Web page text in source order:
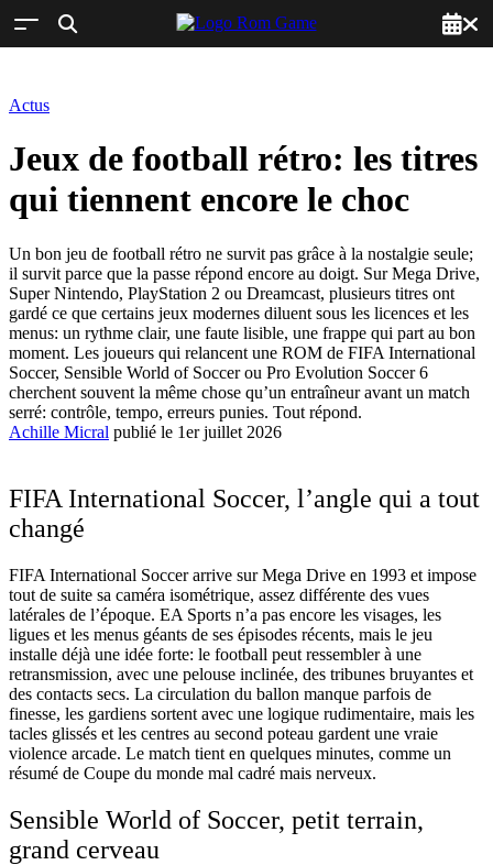
Actus
Jeux de football rétro: les titres
qui tiennent encore le choc
Un bon jeu de football rétro ne survit pas grâce à la nostalgie seule;
il survit parce que la passe répond encore au doigt. Sur Mega Drive,
Super Nintendo, PlayStation 2 ou Dreamcast, plusieurs titres ont
gardé ce que certains jeux modernes diluent sous les licences et les
menus: un rythme clair, une faute lisible, une frappe qui part au bon
moment. Les joueurs qui relancent une ROM de FIFA International
Soccer, Sensible World of Soccer ou Pro Evolution Soccer 6
cherchent souvent la même chose qu’un entraîneur avant un match
serré: contrôle, tempo, erreurs punies. Tout répond.
Achille Micral publié le 1er juillet 2026
FIFA International Soccer, l’angle qui a tout
changé
FIFA International Soccer arrive sur Mega Drive en 1993 et impose
tout de suite sa caméra isométrique, assez différente des vues
latérales de l’époque. EA Sports n’a pas encore les visages, les
ligues et les menus géants de ses épisodes récents, mais le jeu
installe déjà une idée forte: le football peut ressembler à une
retransmission, avec une pelouse inclinée, des tribunes bruyantes et
des contacts secs. La circulation du ballon manque parfois de
finesse, les gardiens sortent avec une logique rudimentaire, mais les
tacles glissés et les centres au second poteau gardent une vraie
violence arcade. Le match tient en quelques minutes, comme un
résumé de Coupe du monde mal cadré mais nerveux.
Sensible World of Soccer, petit terrain,
grand cerveau